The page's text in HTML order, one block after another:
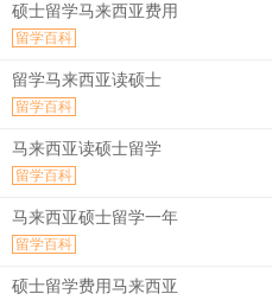
硕士留学马来西亚费用
留学百科
留学马来西亚读硕士
留学百科
马来西亚读硕士留学
留学百科
马来西亚硕士留学一年
留学百科
硕士留学费用马来西亚